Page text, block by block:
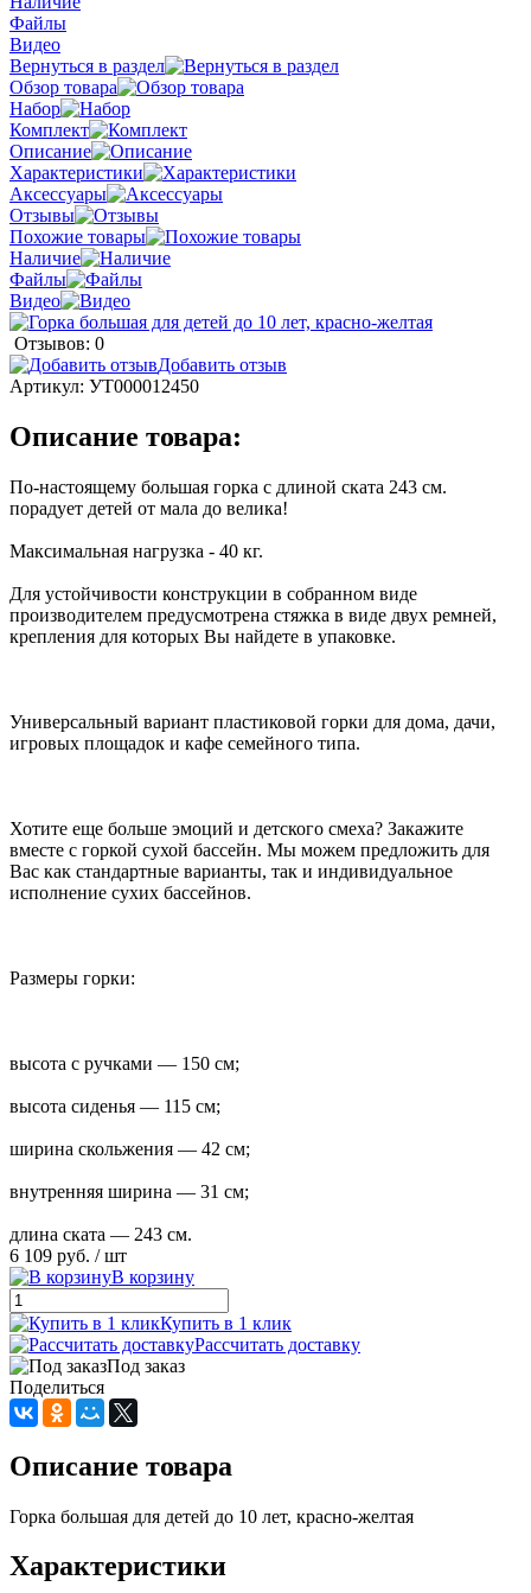
Файлы
Видео
Вернуться в раздел
Обзор товара
Набор
Комплект
Описание
Характеристики
Аксессуары
Отзывы
Похожие товары
Наличие
Файлы
Видео
Отзывов: 0
Добавить отзыв
Артикул: УТ000012450
Описание товара:
По-настоящему большая горка с длиной ската 243 см.
порадует детей от мала до велика!
Максимальная нагрузка - 40 кг.
Для устойчивости конструкции в собранном виде
производителем предусмотрена стяжка в виде двух ремней,
крепления для которых Вы найдете в упаковке.
Универсальный вариант пластиковой горки для дома, дачи,
игровых площадок и кафе семейного типа.
Хотите еще больше эмоций и детского смеха? Закажите
вместе с горкой сухой бассейн. Мы можем предложить для
Вас как стандартные варианты, так и индивидуальное
исполнение сухих бассейнов.
Размеры горки:
высота с ручками — 150 см;
высота сиденья — 115 см;
ширина скольжения — 42 см;
внутренняя ширина — 31 см;
длина ската — 243 см.
6 109 руб. / шт
В корзину
Купить в 1 клик
Рассчитать доставку
Под заказ
Поделиться
Описание товара
Горка большая для детей до 10 лет, красно-желтая
Характеристики